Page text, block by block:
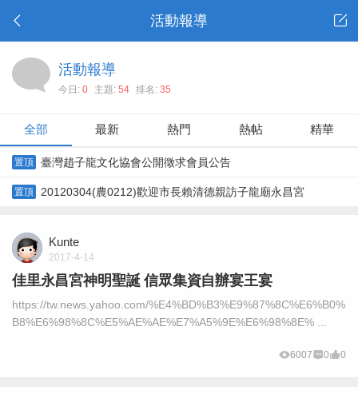
活動報導
活動報導
今日: 0 主題: 54 排名: 35
全部 最新 熱門 熱帖 精華
置頂 臺灣趙子龍文化協會公開徵求會員公告
置頂 20120304(農0212)歡迎市長賴清德親訪子龍廟永昌宮
Kunte
2017-4-14
佳里永昌宮神明聖誕 信眾集資自辦宴王宴
https://tw.news.yahoo.com/%E4%BD%B3%E9%87%8C%E6%B0%
B8%E6%98%8C%E5%AE%AE%E7%A5%9E%E6%98%8E% ...
6007 0 0